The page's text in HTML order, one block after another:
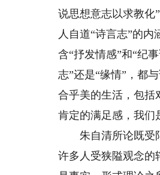
说思想意志以求教化
人自道“诗言志”的
含“抒发情感”和“纪
志”还是“缘情”，都
合乎美的生活，包括
肯定的满足感，我们
朱自清所论既受限
许多人受狭隘观念的